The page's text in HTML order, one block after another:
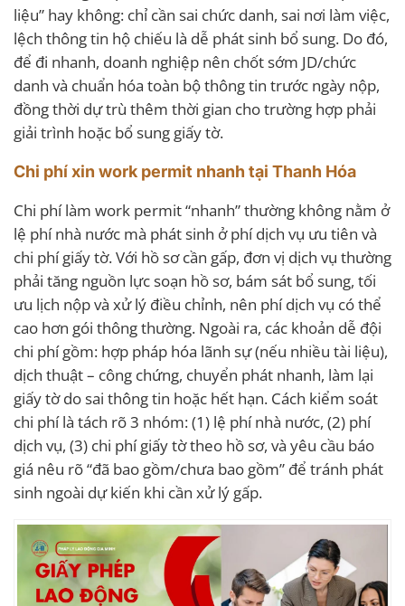
liệu” hay không: chỉ cần sai chức danh, sai nơi làm việc,
lệch thông tin hộ chiếu là dễ phát sinh bổ sung. Do đó,
để đi nhanh, doanh nghiệp nên chốt sớm JD/chức
danh và chuẩn hóa toàn bộ thông tin trước ngày nộp,
đồng thời dự trù thêm thời gian cho trường hợp phải
giải trình hoặc bổ sung giấy tờ.
Chi phí xin work permit nhanh tại Thanh Hóa
Chi phí làm work permit “nhanh” thường không nằm ở
lệ phí nhà nước mà phát sinh ở phí dịch vụ ưu tiên và
chi phí giấy tờ. Với hồ sơ cần gấp, đơn vị dịch vụ thường
phải tăng nguồn lực soạn hồ sơ, bám sát bổ sung, tối
ưu lịch nộp và xử lý điều chỉnh, nên phí dịch vụ có thể
cao hơn gói thông thường. Ngoài ra, các khoản dễ đội
chi phí gồm: hợp pháp hóa lãnh sự (nếu nhiều tài liệu),
dịch thuật – công chứng, chuyển phát nhanh, làm lại
giấy tờ do sai thông tin hoặc hết hạn. Cách kiểm soát
chi phí là tách rõ 3 nhóm: (1) lệ phí nhà nước, (2) phí
dịch vụ, (3) chi phí giấy tờ theo hồ sơ, và yêu cầu báo
giá nêu rõ “đã bao gồm/chưa bao gồm” để tránh phát
sinh ngoài dự kiến khi cần xử lý gấp.